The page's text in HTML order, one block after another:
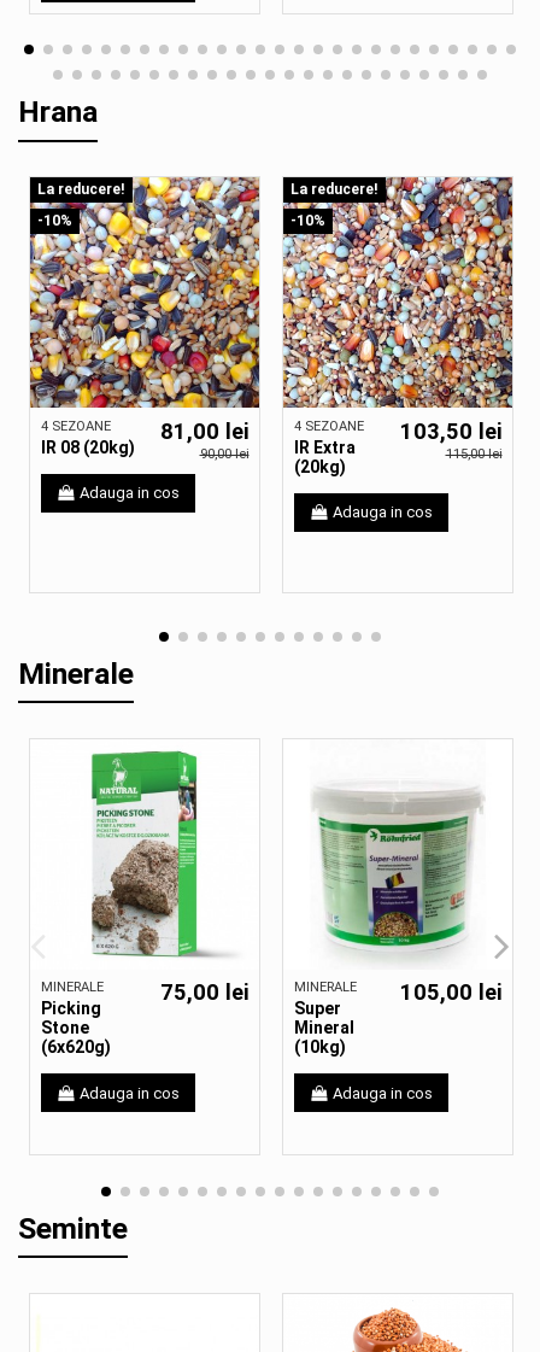
Hrana
La reducere!
-10%
4 SEZOANE
IR 08 (20kg)
81,00 lei
90,00 lei
Adauga in cos
La reducere!
-10%
4 SEZOANE
IR Extra
(20kg)
103,50 lei
115,00 lei
Adauga in cos
Minerale
MINERALE
Picking
Stone
(6x620g)
75,00 lei
Adauga in cos
MINERALE
Super
Mineral
(10kg)
105,00 lei
Adauga in cos
Seminte